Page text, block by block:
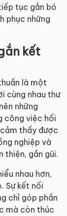
tục gắn bó
phục những
kết
là một
cùng nhau thư
những
công việc hối
thấy được
nghiệp và
thiện, gần gũi.
nhau hơn,
Sự kết nối
chỉ góp phần
mà còn thúc